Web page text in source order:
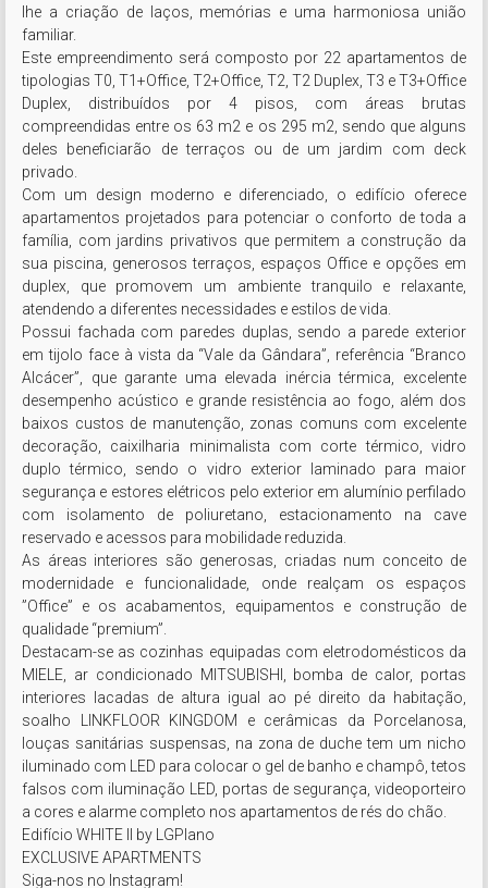
lhe a criação de laços, memórias e uma harmoniosa união
familiar.
Este empreendimento será composto por 22 apartamentos de
tipologias T0, T1+Office, T2+Office, T2, T2 Duplex, T3 e T3+Office
Duplex, distribuídos por 4 pisos, com áreas brutas
compreendidas entre os 63 m2 e os 295 m2, sendo que alguns
deles beneficiarão de terraços ou de um jardim com deck
privado.
Com um design moderno e diferenciado, o edifício oferece
apartamentos projetados para potenciar o conforto de toda a
família, com jardins privativos que permitem a construção da
sua piscina, generosos terraços, espaços Office e opções em
duplex, que promovem um ambiente tranquilo e relaxante,
atendendo a diferentes necessidades e estilos de vida.
Possui fachada com paredes duplas, sendo a parede exterior
em tijolo face à vista da “Vale da Gândara”, referência “Branco
Alcácer”, que garante uma elevada inércia térmica, excelente
desempenho acústico e grande resistência ao fogo, além dos
baixos custos de manutenção, zonas comuns com excelente
decoração, caixilharia minimalista com corte térmico, vidro
duplo térmico, sendo o vidro exterior laminado para maior
segurança e estores elétricos pelo exterior em alumínio perfilado
com isolamento de poliuretano, estacionamento na cave
reservado e acessos para mobilidade reduzida.
As áreas interiores são generosas, criadas num conceito de
modernidade e funcionalidade, onde realçam os espaços
”Office” e os acabamentos, equipamentos e construção de
qualidade “premium”.
Destacam-se as cozinhas equipadas com eletrodomésticos da
MIELE, ar condicionado MITSUBISHI, bomba de calor, portas
interiores lacadas de altura igual ao pé direito da habitação,
soalho LINKFLOOR KINGDOM e cerâmicas da Porcelanosa,
louças sanitárias suspensas, na zona de duche tem um nicho
iluminado com LED para colocar o gel de banho e champô, tetos
falsos com iluminação LED, portas de segurança, videoporteiro
a cores e alarme completo nos apartamentos de rés do chão.
Edifício WHITE II by LGPlano
EXCLUSIVE APARTMENTS
Siga-nos no Instagram!